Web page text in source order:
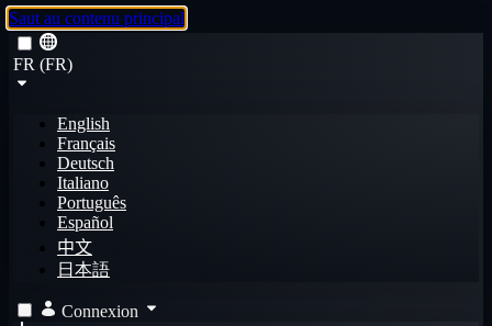
Saut au contenu principal
FR (FR)
English
Français
Deutsch
Italiano
Português
Español
中文
日本語
Connexion